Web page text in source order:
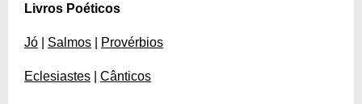
Livros Poéticos
Jó Salmos Provérbios
Eclesiastes Cânticos